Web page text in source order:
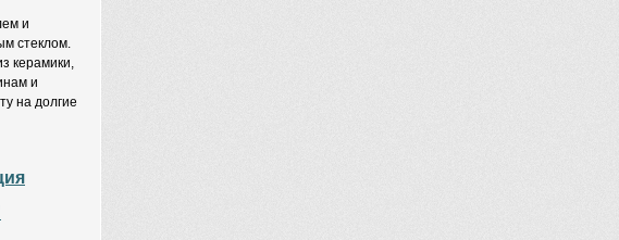
и
стеклом.
керамики,
и
на долгие